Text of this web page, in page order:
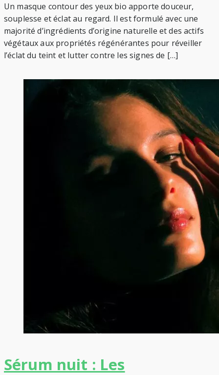
Un masque contour des yeux bio apporte douceur,
souplesse et éclat au regard. Il est formulé avec une
majorité d’ingrédients d’origine naturelle et des actifs
végétaux aux propriétés régénérantes pour réveiller
l’éclat du teint et lutter contre les signes de […]
Sérum nuit : Les